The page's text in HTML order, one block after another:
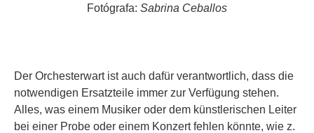
Fotógrafa: Sabrina Ceballos
Der Orchesterwart ist auch dafür verantwortlich, dass die
notwendigen Ersatzteile immer zur Verfügung stehen.
Alles, was einem Musiker oder dem künstlerischen Leiter
bei einer Probe oder einem Konzert fehlen könnte, wie z.